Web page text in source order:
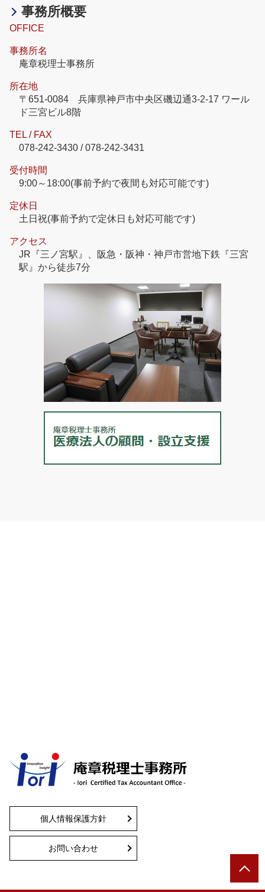
事務所概要
OFFICE
事務所名
庵章税理士事務所
所在地
〒651-0084 兵庫県神戸市中央区磯辺通3-2-17 ワール
ド三宮ビル8階
TEL / FAX
078-242-3430 / 078-242-3431
受付時間
9:00～18:00(事前予約で夜間も対応可能です)
定休日
土日祝(事前予約で定休日も対応可能です)
アクセス
JR『三ノ宮駅』、阪急・阪神・神戸市営地下鉄『三宮
駅』から徒歩7分
個人情報保護方針
お問い合わせ